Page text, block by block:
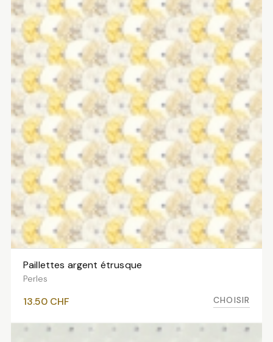
prix :
11.50 CHF
à
14.50 CHF
VOIR LES VARIANTES
Paillettes argent étrusque
Perles
13.50 CHF CHOISIR